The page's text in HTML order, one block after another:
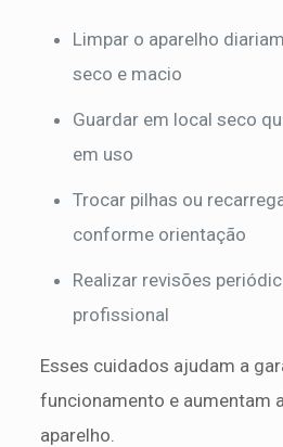
Limpar o aparelho
seco e macio
Guardar em local seco
em uso
Trocar pilhas ou
conforme orientação
Realizar revisões
profissional
Esses cuidados ajudam a
funcionamento e aumentam
aparelho.